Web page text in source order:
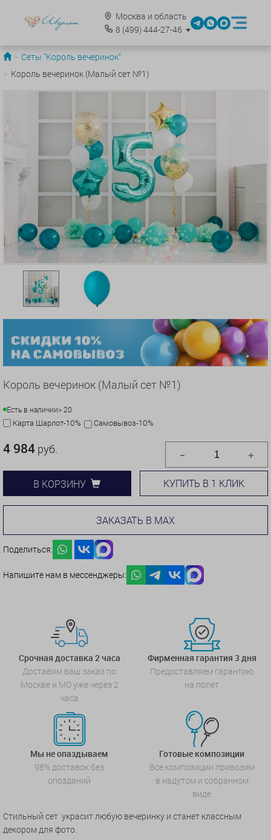
Москва и область
8 (499)444-27-46
Сеты "Король вечеринок"
Король вечеринок (Малый сет №1)
Король вечеринок (Малый сет №1)
Есть в наличии> 20
Карта Шарлот-10% Самовывоз-10%
4 984 руб.
В КОРЗИНУ КУПИТЬ В 1 КЛИК
ЗАКАЗАТЬ В MAX
Поделиться:
Напишите нам в мессенджеры:
Срочная доставка 2 часа
Доставим ваш заказ по
Москве и МО уже через 2
часа
Фирменная гарантия 3 дня
Предоставляем гарантию
на полет
Мы не опаздываем
98% доставок без
опозданий
Готовые композиции
Все композиции привозим
в надутом и собранном
виде
Стильный сет украсит любую вечеринку и станет классным
декором для фото.